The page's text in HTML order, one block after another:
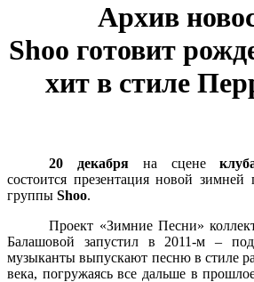
Архив
Shoo готовит
хит в стиле
20 декабря на сцене
состоится презентация новой зимней
группы Shoo.
Проект «Зимние Песни»
Балашовой запустил в 2011-м –
музыканты выпускают песню в стиле
века, погружаясь все дальше в